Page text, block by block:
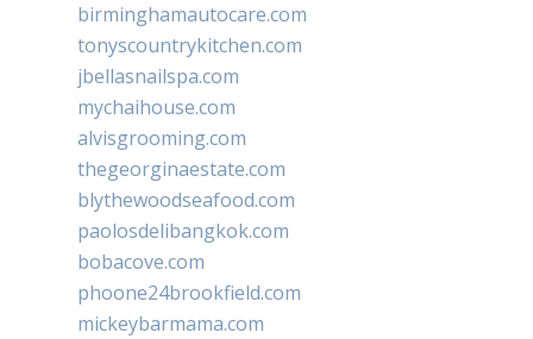
birminghamautocare.com
tonyscountrykitchen.com
jbellasnailspa.com
mychaihouse.com
alvisgrooming.com
thegeorginaestate.com
blythewoodseafood.com
paolosdelibangkok.com
bobacove.com
phoone24brookfield.com
mickeybarmama.com